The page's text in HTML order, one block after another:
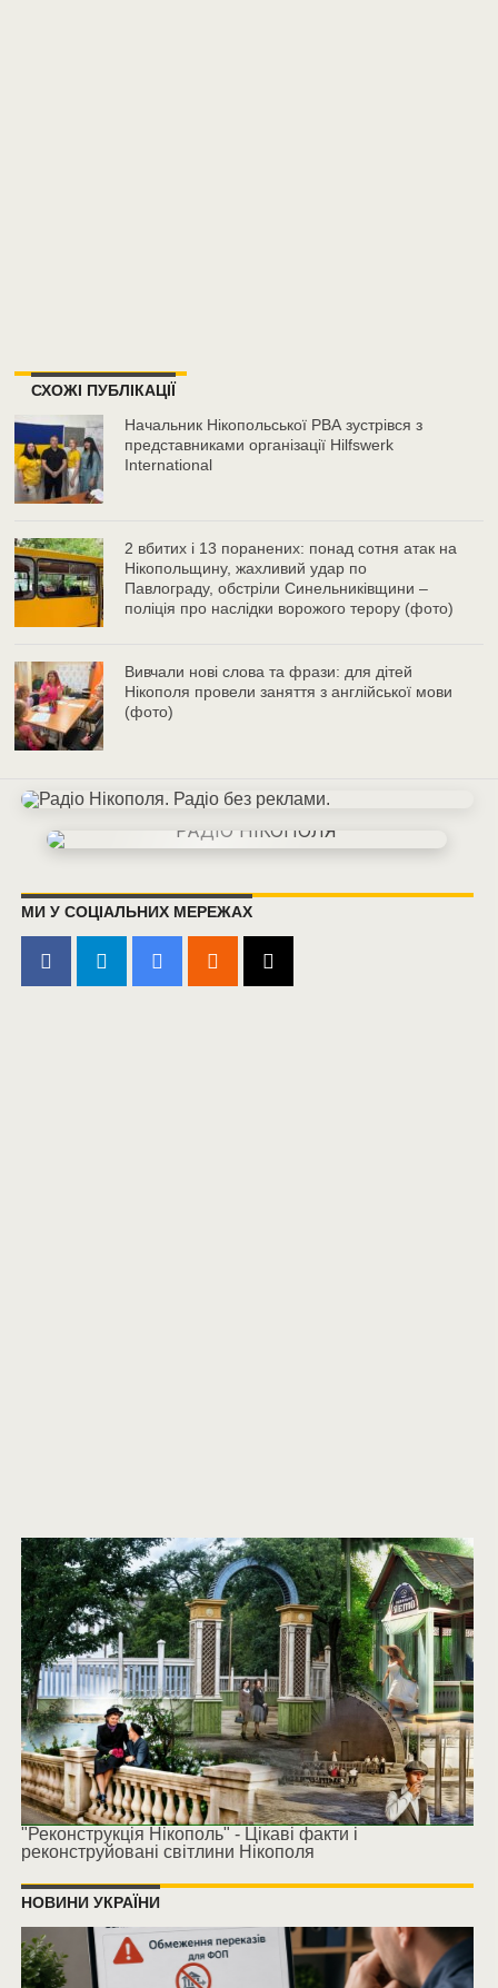
СХОЖІ ПУБЛІКАЦІЇ
Начальник Нікопольської РВА зустрівся з
представниками організації Hilfswerk
International
2 вбитих і 13 поранених: понад сотня атак на
Нікопольщину, жахливий удар по
Павлограду, обстріли Синельниківщини –
поліція про наслідки ворожого терору (фото)
Вивчали нові слова та фрази: для дітей
Нікополя провели заняття з англійської мови
(фото)
МИ У СОЦІАЛЬНИХ МЕРЕЖАХ
"Реконструкція Нікополь" - Цікаві факти і
реконструйовані світлини Нікополя
НОВИНИ УКРАЇНИ